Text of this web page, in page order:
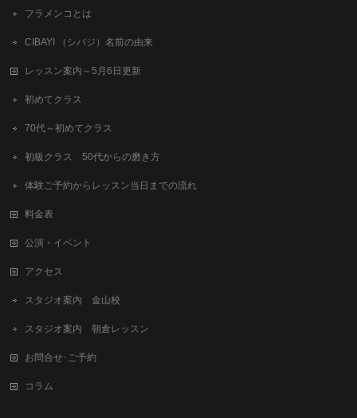
フラメンコとは
CIBAYI （シバジ）名前の由来
レッスン案内～5月6日更新
初めてクラス
70代～初めてクラス
初級クラス 50代からの磨き方
体験ご予約からレッスン当日までの流れ
料金表
公演・イベント
アクセス
スタジオ案内 金山校
スタジオ案内 朝倉レッスン
お問合せ･ご予約
コラム